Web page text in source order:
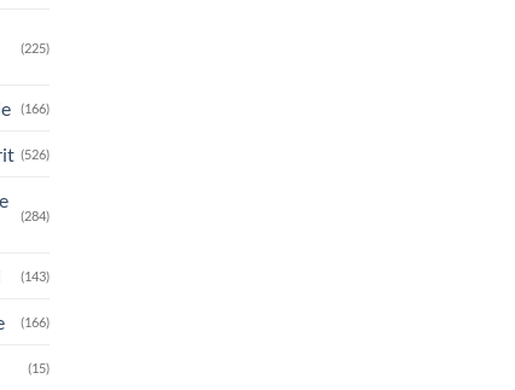
(225)
(166)
(526)
(284)
(143)
(166)
(15)